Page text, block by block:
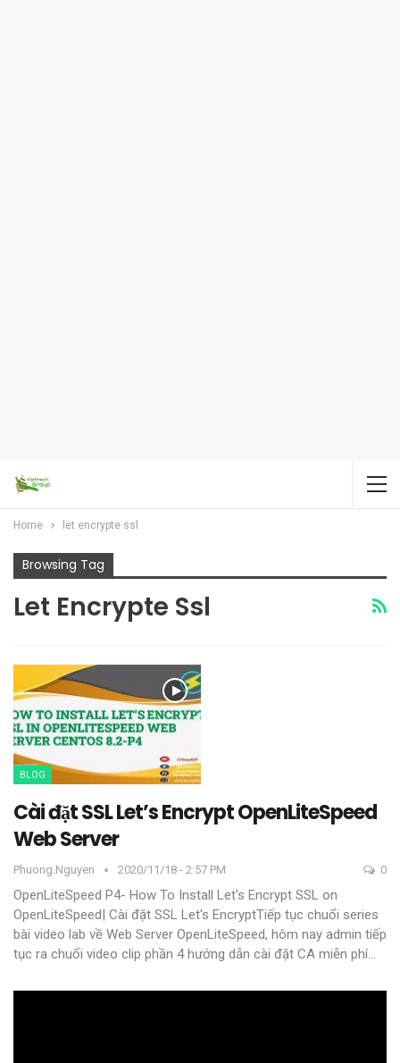
Home let encrypte ssl
Browsing Tag
Let Encrypte Ssl
BLOG
Cài đặt SSL Let’s Encrypt OpenLiteSpeed
Web Server
Phuong.nguyen 2020/11/18 - 2:57 PM 0
OpenLiteSpeed P4- How To Install Let's Encrypt SSL on
OpenLiteSpeed| Cài đặt SSL Let's EncryptTiếp tục chuổi series
bài video lab về Web Server OpenLiteSpeed, hôm nay admin tiếp
tục ra chuổi video clip phần 4 hướng dẫn cài đặt CA miễn phí…